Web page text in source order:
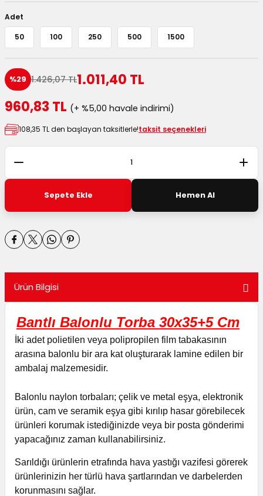
Kutuları
Kutuları
Kutular
ve Koliler
Adet
50 100 250 500 1500
%29 1.426,07 TL1.011,40 TL
960,83 TL (+ %5,00 havale indirimi)
108,35 TL den başlayan taksitlerle!taksit seçenekleri
Sepete Ekle Hemen Al
Ürün Bilgisi
Bantlı Balonlu Torba 30x35+5 Cm
İki adet polietilen veya polipropilen film tabakasının
arasına balonlu bir ara kat oluşturarak lamine edilen bir
ambalaj malzemesidir.
Balonlu naylon torbaları; çelik ve metal eşya, elektronik
ürün, cam ve seramik eşya gibi kırılıp hasar görebilecek
ürünleri korumak istediğinizde veya bir posta gönderimi
yapacağınız zaman kullanabilirsiniz.
Sarıldığı ürünlerin etrafında hava yastığı vazifesi görerek
ürünlerinizin her türlü hava şartlarından ve darbelerden
korunmasını sağlar.